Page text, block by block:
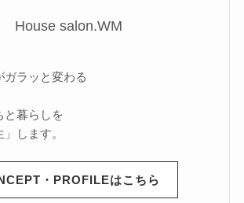
House salon.WM
ガラッと変わる
と暮らしを
」します。
・PROFILEはこちら